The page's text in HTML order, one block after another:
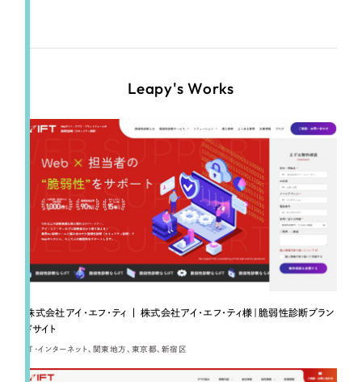
ライン領域のマーケティングまでまるっと代行
採用DX支援
リープ・リクルーティング／採用業務代行
求人票作成・面接など各種業務代行、採用の仕組み作り支援
リープ・キャリア ／人材紹介サービス
完全成功報酬型のスカウト型ハイクラス人材紹介（岐阜・愛知）
カイゼンDX支援
日報ツールで案件ごとの営業利益をリアルタイムに可視化
制作実績
「反響強化」を目的としたマーケティング代行
「採用強化」を目的とした採用業務代行
その他のサービス
プライバシーポリシー 情報セキュリティ方針
AI倫理ポリシー クッキーポリシー サイトマップ
ウェブアクセシビリティ方針
Leapy's Works
株式会社アイ・エフ・ティ | 株式会社アイ・エフ・ティ様｜脆弱性診断ブラン
ドサイト
IT・インターネット 関東地方 東京都 新宿区